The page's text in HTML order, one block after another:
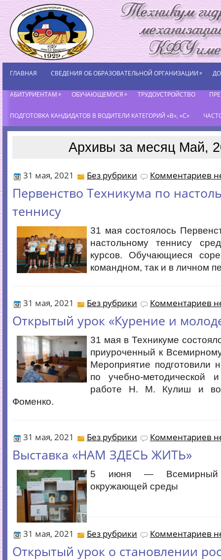
ГЛАВНАЯ СВЕДЕНИЯ ОБ ОБРАЗОВАТЕЛЬНОЙ ОРГАНИЗАЦИИ»
АБИТУРИЕНТАМ» ОБУЧАЮЩЕМУСЯ» ТРУДОУСТРОЙСТВО
ПОДГОТОВКА КАНДИДАТОВ В ВОДИТЕЛИ КАТЕГОРИЙ «В», «С»
Архивы за месяц Май,
31 мая, 2021 Без рубрики Комментариев
Первенство Техникума по
теннису
31 мая состоялось
настольному теннису
курсов. Обучающиеся
командном, так и в личном
31 мая, 2021 Без рубрики Комментариев
Открытый урок «Курение и
31 мая в Техникуме
приуроченный к
Мероприятие подготовили
по учебно-методической и
работе Н. М. Кулиш и
Фоменко.
31 мая, 2021 Без рубрики Комментариев
Выставка «НАМ ЗДЕСЬ ЖИТЬ»
5 июня — Всемирный
окружающей среды
31 мая, 2021 Без рубрики Комментариев
Открытый урок о становлении